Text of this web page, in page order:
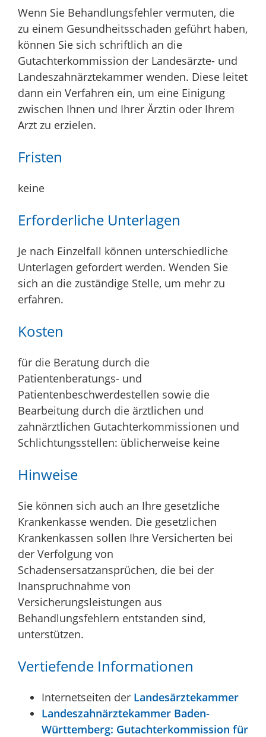
Wenn Sie Behandlungsfehler vermuten, die
zu einem Gesundheitsschaden geführt haben,
können Sie sich schriftlich an die
Gutachterkommission der Landesärzte- und
Landeszahnärztekammer wenden. Diese leitet
dann ein Verfahren ein, um eine Einigung
zwischen Ihnen und Ihrer Ärztin oder Ihrem
Arzt zu erzielen.
Fristen
keine
Erforderliche Unterlagen
Je nach Einzelfall können unterschiedliche
Unterlagen gefordert werden. Wenden Sie
sich an die zuständige Stelle, um mehr zu
erfahren.
Kosten
für die Beratung durch die
Patientenberatungs- und
Patientenbeschwerdestellen sowie die
Bearbeitung durch die ärztlichen und
zahnärztlichen Gutachterkommissionen und
Schlichtungsstellen: üblicherweise keine
Hinweise
Sie können sich auch an Ihre gesetzliche
Krankenkasse wenden. Die gesetzlichen
Krankenkassen sollen Ihre Versicherten bei
der Verfolgung von
Schadensersatzansprüchen, die bei der
Inanspruchnahme von
Versicherungsleistungen aus
Behandlungsfehlern entstanden sind,
unterstützen.
Vertiefende Informationen
Internetseiten der Landesärztekammer
Landeszahnärztekammer Baden-
Württemberg: Gutachterkommission für